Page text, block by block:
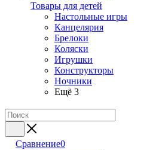
Товары для детей
Настольные игры
Канцелярия
Брелоки
Коляски
Игрушки
Конструкторы
Ночники
Ещё 3
Сравнение0